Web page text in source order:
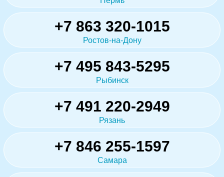
+7 863 320-1015
Ростов-на-Дону
+7 495 843-5295
Рыбинск
+7 491 220-2949
Рязань
+7 846 255-1597
Самара